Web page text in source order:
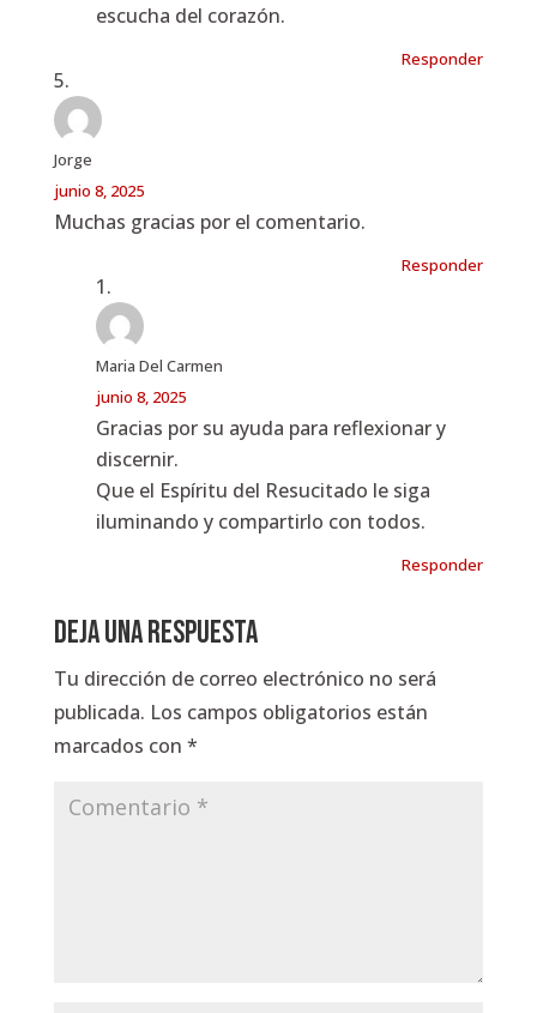
escucha del corazón.
Responder
Jorge
junio 8, 2025
Muchas gracias por el comentario.
Responder
Maria Del Carmen
junio 8, 2025
Gracias por su ayuda para reflexionar y
discernir.
Que el Espíritu del Resucitado le siga
iluminando y compartirlo con todos.
Responder
Deja una respuesta
Tu dirección de correo electrónico no será
publicada. Los campos obligatorios están
marcados con *